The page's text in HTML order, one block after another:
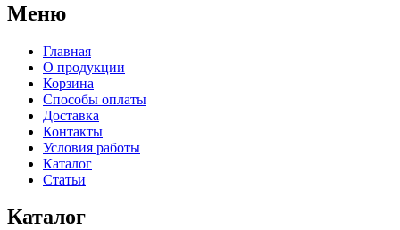
Меню
Главная
О продукции
Корзина
Способы оплаты
Доставка
Контакты
Условия работы
Каталог
Статьи
Каталог